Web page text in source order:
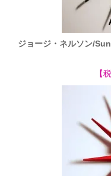
ジョージ・ネルソン/
【